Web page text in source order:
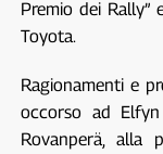
Premio dei
Toyota.
Ragionamenti e
occorso ad
Rovanperä, alla